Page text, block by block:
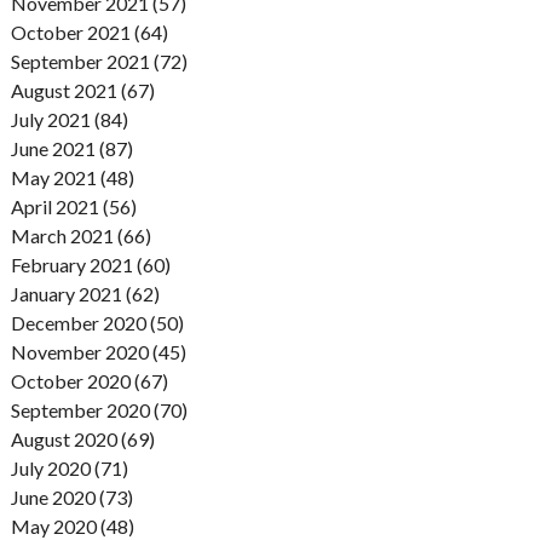
October 2021 (64)
September 2021 (72)
August 2021 (67)
July 2021 (84)
June 2021 (87)
May 2021 (48)
April 2021 (56)
March 2021 (66)
February 2021 (60)
January 2021 (62)
December 2020 (50)
November 2020 (45)
October 2020 (67)
September 2020 (70)
August 2020 (69)
July 2020 (71)
June 2020 (73)
May 2020 (48)